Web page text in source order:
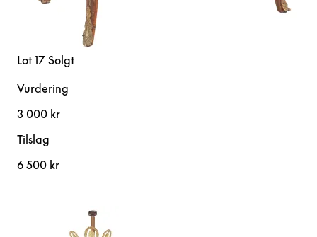
Lot 17 Solgt
Vurdering
3 000 kr
Tilslag
6 500 kr